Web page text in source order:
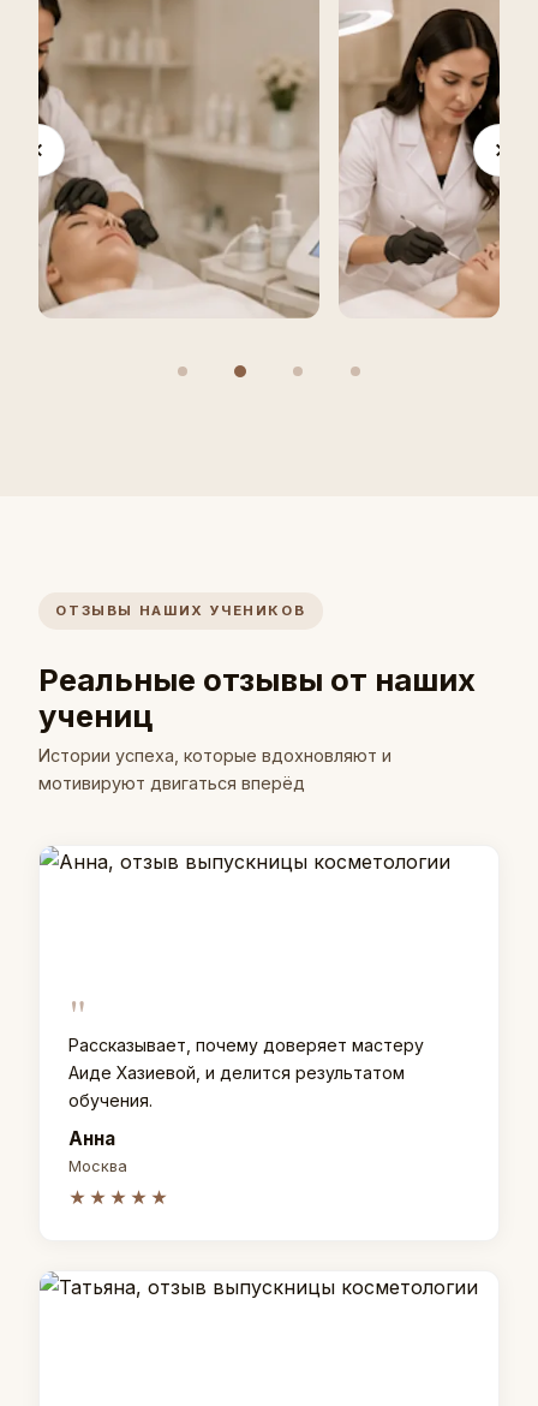
ОТЗЫВЫ НАШИХ УЧЕНИКОВ
Реальные отзывы от наших
учениц
Истории успеха, которые вдохновляют и
мотивируют двигаться вперёд
"
Рассказывает, почему доверяет мастеру
Аиде Хазиевой, и делится результатом
обучения.
Анна
Москва
★★★★★